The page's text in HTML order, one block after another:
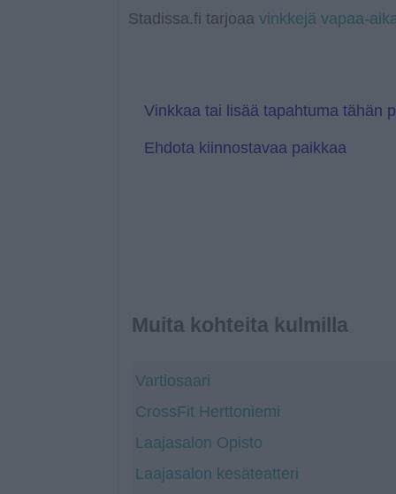
n
r
l
e
l
e
Stadissa.fi tarjoaa vinkkejä vapaa-
Vinkkaa tai lisää tapahtuma tähän
Ehdota kiinnostavaa paikkaa
Muita kohteita kulmilla
Vartiosaari
CrossFit Herttoniemi
Laajasalon Opisto
Laajasalon kesäteatteri